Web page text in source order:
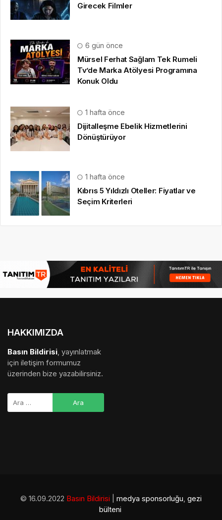
Girecek Filmler
6 gün önce
Mürsel Ferhat Sağlam Tek Rumeli
Tv’de Marka Atölyesi Programına
Konuk Oldu
1 hafta önce
Dijitalleşme Ebelik Hizmetlerini
Dönüştürüyor
1 hafta önce
Kıbrıs 5 Yıldızlı Oteller: Fiyatlar ve
Seçim Kriterleri
HAKKIMIZDA
Basın Bildirisi, yayınlatmak
için iletişim formumuz
üzerinden bize yazabilirsiniz.
© 16.09.2022 Basın Bildirisi medya sponsorluğu, gezi
bülteni